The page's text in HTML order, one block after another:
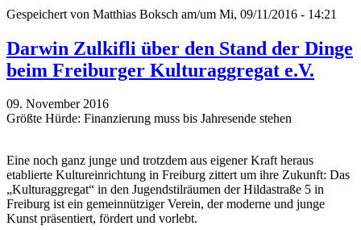
Gespeichert von Matthias Boksch am/um Mi, 09/11/2016 - 14:21
Darwin Zulkifli über den Stand der Dinge
beim Freiburger Kulturaggregat e.V.
09. November 2016
Größte Hürde: Finanzierung muss bis Jahresende stehen
Eine noch ganz junge und trotzdem aus eigener Kraft heraus
etablierte Kultureinrichtung in Freiburg zittert um ihre Zukunft: Das
„Kulturaggregat“ in den Jugendstilräumen der Hildastraße 5 in
Freiburg ist ein gemeinnütziger Verein, der moderne und junge
Kunst präsentiert, fördert und vorlebt.